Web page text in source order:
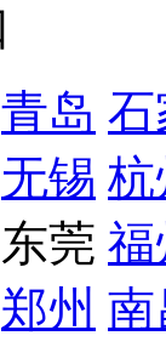
青岛 石
无锡 杭
东莞 福
郑州 南